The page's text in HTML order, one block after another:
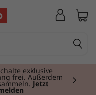
exklusive
frei. Außerdem
Jetzt
3